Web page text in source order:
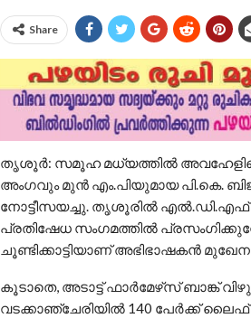
Share
തൃശൂർ: സമൂഹ മധ്യത്തിൽ
അംഗവും മുൻ എം.പിയുമായ പി.കെ.
നോട്ടീസയച്ചു. തൃശൂരിൽ എൽ.ഡി.എഫ്​
പ്രതിഷേധ സംഗമത്തിൽ
ചൂണ്ടിക്കാട്ടിയാണ് അഭിഭാഷകൻ
കൂടാതെ, അടാട്ട്​ ഫാർമേഴ്​സ്​ ബാങ്ക്​
വടക്കാഞ്ചേരിയിൽ 140 പേർക്ക്​ ലൈഫ്​